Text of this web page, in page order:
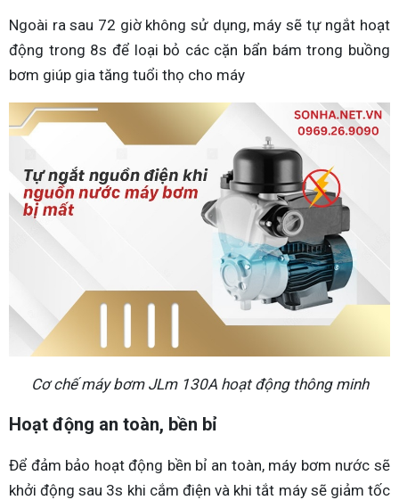
Ngoài ra sau 72 giờ không sử dụng, máy sẽ tự ngắt hoạt
động trong 8s để loại bỏ các cặn bẩn bám trong buồng
bơm giúp gia tăng tuổi thọ cho máy
Cơ chế máy bơm JLm 130A hoạt động thông minh
Hoạt động an toàn, bền bỉ
Để đảm bảo hoạt động bền bỉ an toàn, máy bơm nước sẽ
khởi động sau 3s khi cắm điện và khi tắt máy sẽ giảm tốc